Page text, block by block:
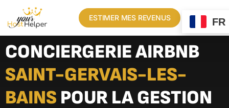
ESTIMER MES REVENUS
CONCIERGERIE AIRBNB
SAINT-GERVAIS-LES-
BAINS POUR LA GESTION
FR